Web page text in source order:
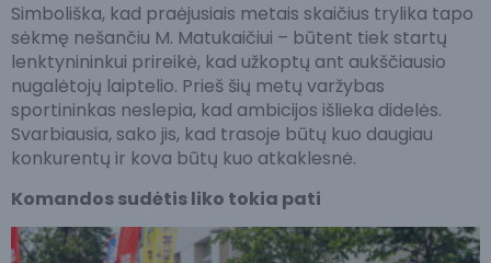
Simboliška, kad praėjusiais metais skaičius trylika tapo
sėkmę nešančiu M. Matukaičiui – būtent tiek startų
lenktynininkui prireikė, kad užkoptų ant aukščiausio
nugalėtojų laiptelio. Prieš šių metų varžybas
sportininkas neslepia, kad ambicijos išlieka didelės.
Svarbiausia, sako jis, kad trasoje būtų kuo daugiau
konkurentų ir kova būtų kuo atkaklesnė.
Komandos sudėtis liko tokia pati